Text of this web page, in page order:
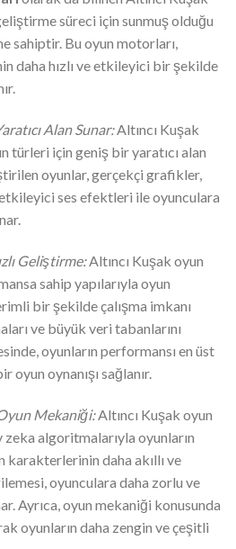
süreci için sunmuş olduğu
sahiptir. Bu oyun motorları,
daha hızlı ve etkileyici bir şekilde
Alan Sunar:Altıncı Kuşak
türleri için geniş bir yaratıcı alan
oyunlar, gerçekçi grafikler,
ses efektleri ile oyunculara
Geliştirme:Altıncı Kuşak oyun
sahip yapılarıyla oyun
bir şekilde çalışma imkanı
ve büyük veri tabanlarını
oyunların performansı en üst
oyun oynanışı sağlanır.
Mekaniği:Altıncı Kuşak oyun
algoritmalarıyla oyunların
karakterlerinin daha akıllı ve
oyunculara daha zorlu ve
Ayrıca, oyun mekaniği konusunda
oyunların daha zengin ve çeşitli